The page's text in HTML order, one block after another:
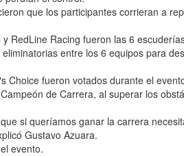
que los participantes corrieran a
RedLine Racing fueron las 6
entre los 6 equipos para
Choice fueron votados durante el
de Carrera, al superar los
si queríamos ganar la carrera
Gustavo Azuara.
evento.